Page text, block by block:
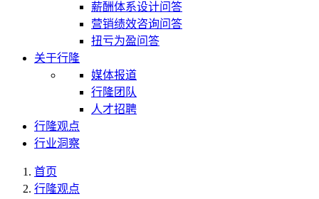
薪酬体系设计问答
营销绩效咨询问答
扭亏为盈问答
关于行隆
媒体报道
行隆团队
人才招聘
行隆观点
行业洞察
首页
行隆观点